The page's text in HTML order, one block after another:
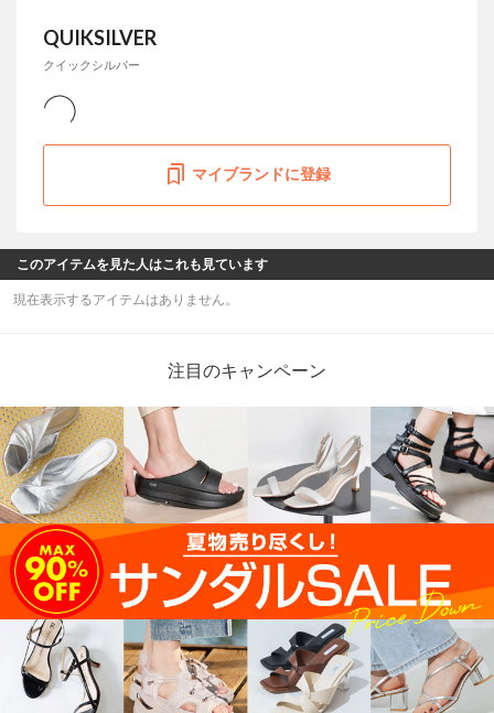
QUIKSILVER
クイックシルバー
マイブランドに登録
このアイテムを見た人はこれも見ています
現在表示するアイテムはありません。
注目のキャンペーン